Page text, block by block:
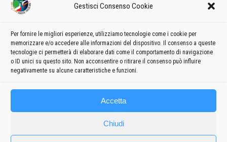
Gestisci Consenso Cookie
Per fornire le migliori esperienze, utilizziamo tecnologie come i cookie per
memorizzare e/o accedere alle informazioni del dispositivo. Il consenso a queste
tecnologie ci permetterà di elaborare dati come il comportamento di navigazione
o ID unici su questo sito. Non acconsentire o ritirare il consenso può influire
negativamente su alcune caratteristiche e funzioni.
Accetta
Chiudi
Presso Verona, un caccia tattico Amx è entrato in avaria
due andando a colpire l’edificio. Precipita sulla casa, ma salva
una donna dal rogo. Il pilota si era lanciato poco prima,
gravissime ustioni alla poveretta